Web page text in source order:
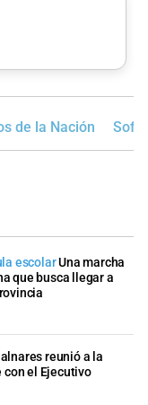
de la Nación
escolarUna marcha
que busca llegar a
reunió a la
con el Ejecutivo